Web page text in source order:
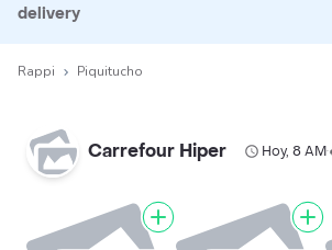
delivery
Rappi Piquitucho
Carrefour Hiper Hoy, 8 AM•